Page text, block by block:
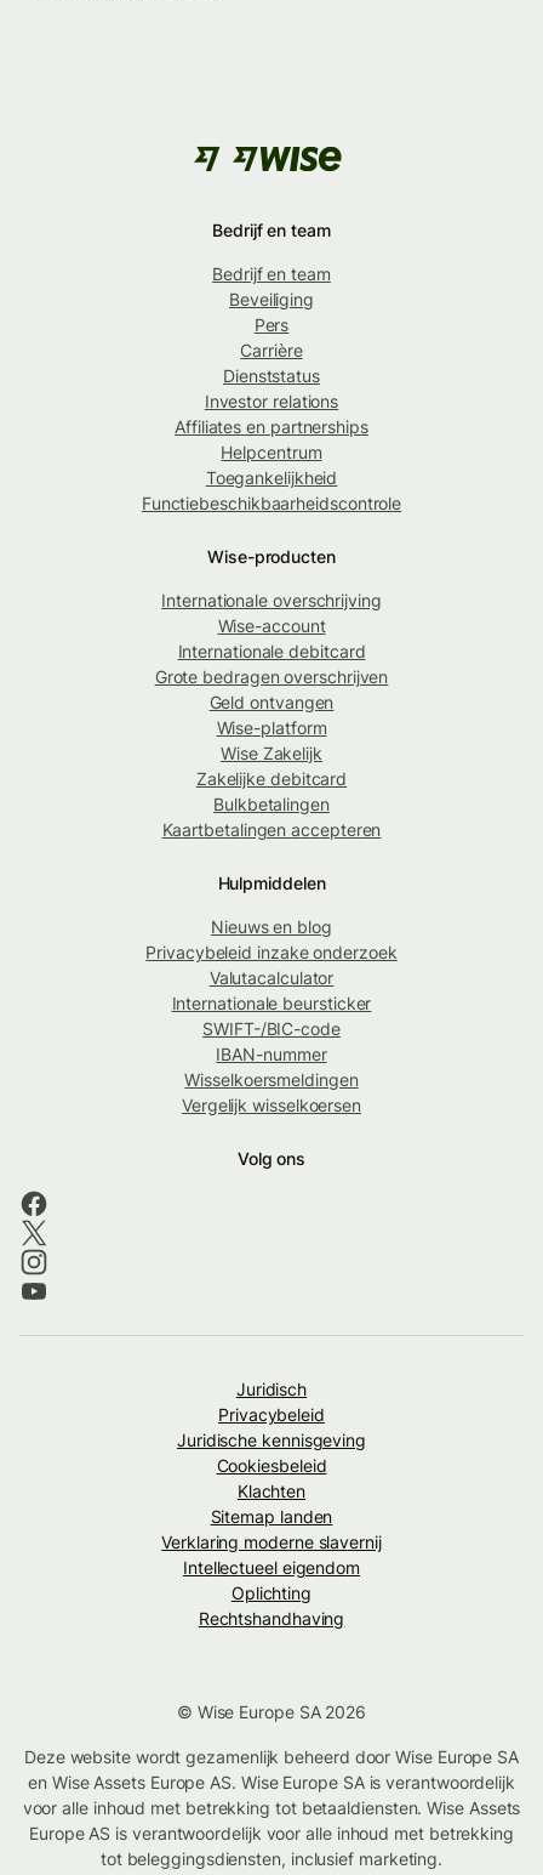
Bedrijf en team
Bedrijf en team
Beveiliging
Pers
Carrière
Dienststatus
Investor relations
Affiliates en partnerships
Helpcentrum
Toegankelijkheid
Functiebeschikbaarheidscontrole
Wise-producten
Internationale overschrijving
Wise-account
Internationale debitcard
Grote bedragen overschrijven
Geld ontvangen
Wise-platform
Wise Zakelijk
Zakelijke debitcard
Bulkbetalingen
Kaartbetalingen accepteren
Hulpmiddelen
Nieuws en blog
Privacybeleid inzake onderzoek
Valutacalculator
Internationale beursticker
SWIFT-/BIC-code
IBAN-nummer
Wisselkoersmeldingen
Vergelijk wisselkoersen
Volg ons
Juridisch
Privacybeleid
Juridische kennisgeving
Cookiesbeleid
Klachten
Sitemap landen
Verklaring moderne slavernij
Intellectueel eigendom
Oplichting
Rechtshandhaving
© Wise Europe SA 2026
Deze website wordt gezamenlijk beheerd door Wise Europe SA
en Wise Assets Europe AS. Wise Europe SA is verantwoordelijk
voor alle inhoud met betrekking tot betaaldiensten. Wise Assets
Europe AS is verantwoordelijk voor alle inhoud met betrekking
tot beleggingsdiensten, inclusief marketing.